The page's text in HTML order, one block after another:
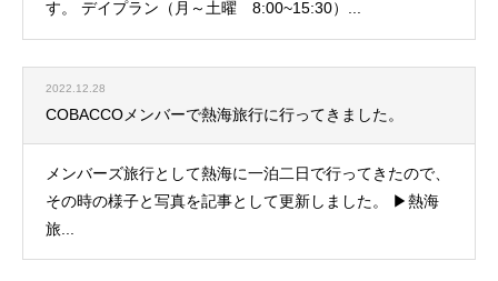
す。 デイプラン（月～土曜 8:00~15:30）...
2022.12.28
COBACCOメンバーで熱海旅行に行ってきました。
メンバーズ旅行として熱海に一泊二日で行ってきたので、
その時の様子と写真を記事として更新しました。 ▶熱海
旅...